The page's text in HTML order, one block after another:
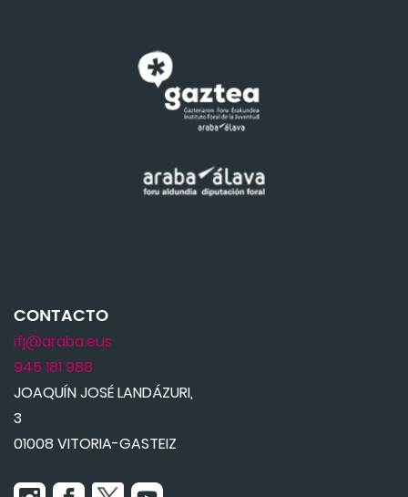
CONTACTO
ifj@araba.eus
945 181 988
JOAQUÍN JOSÉ LANDÁZURI,
3
01008 VITORIA-GASTEIZ